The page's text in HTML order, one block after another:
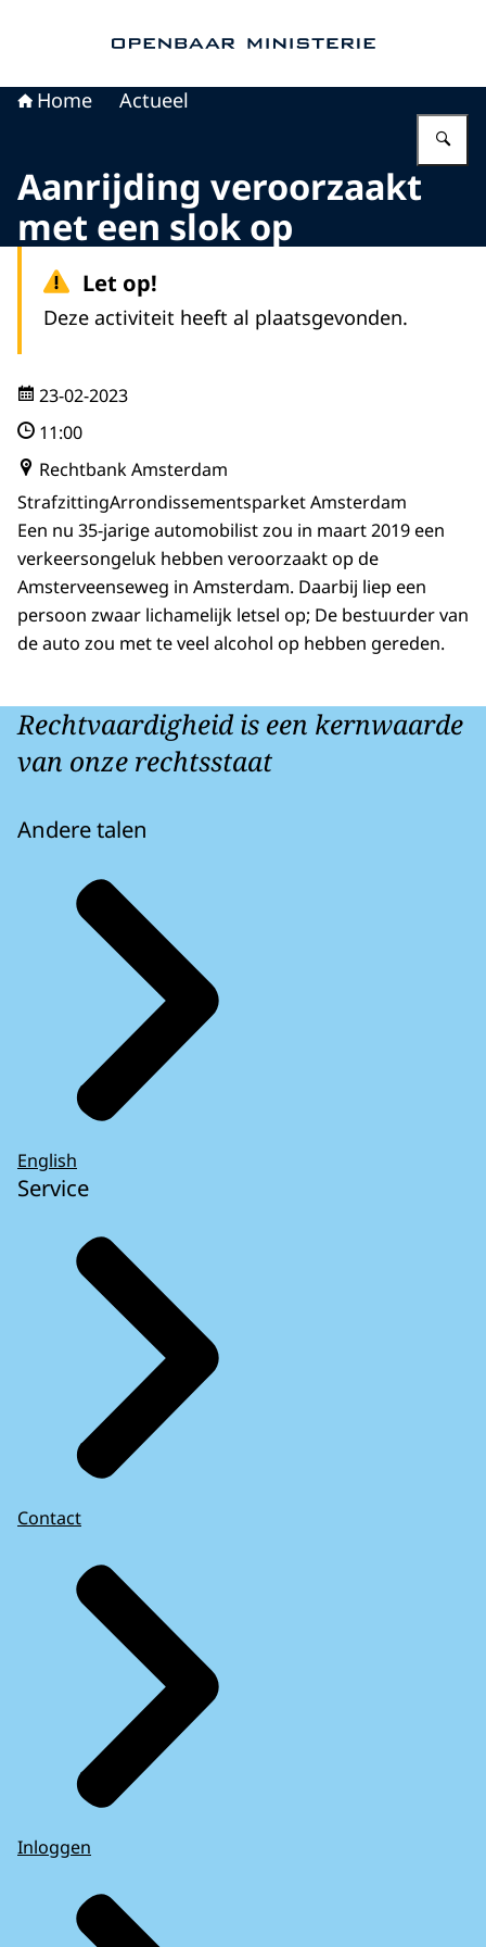
Home Actueel
Aanrijding veroorzaakt
met een slok op
Let op!
Deze activiteit heeft al plaatsgevonden.
23-02-2023
11:00
Rechtbank Amsterdam
StrafzittingArrondissementsparket Amsterdam
Een nu 35-jarige automobilist zou in maart 2019 een
verkeersongeluk hebben veroorzaakt op de
Amsterveenseweg in Amsterdam. Daarbij liep een
persoon zwaar lichamelijk letsel op; De bestuurder van
de auto zou met te veel alcohol op hebben gereden.
Rechtvaardigheid is een kernwaarde
van onze rechtsstaat
Andere talen
English
Service
Contact
Inloggen